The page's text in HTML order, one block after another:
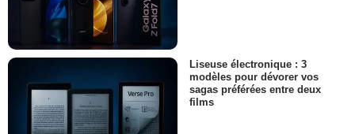
Liseuse électronique : 3
modèles pour dévorer vos
sagas préférées entre deux
films